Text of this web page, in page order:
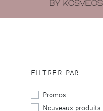
FILTRER PAR
Promos
Nouveaux produits